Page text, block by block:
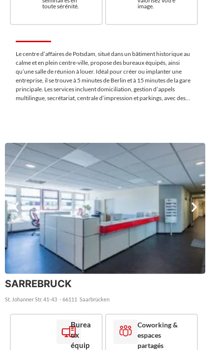
toute sérénité.
image.
Le centre d’affaires de Potsdam, situé dans un bâtiment historique au
calme et en plein centre-ville, propose des bureaux équipés, ainsi
qu’une salle de réunion à louer. Idéal pour créer ou implanter une
entreprise, il se trouve à 5 minutes de Berlin et à 15 minutes de la gare
principale. Les services incluent domiciliation, gestion d’appels
multilingue, secrétariat, centrale d’impression et parkings, avec des
SARREBRUCK
St. Johanner Str. 41-43 - 66111 Saarbrücken
Burea
ux
équip
Coworking &
espaces
partagés